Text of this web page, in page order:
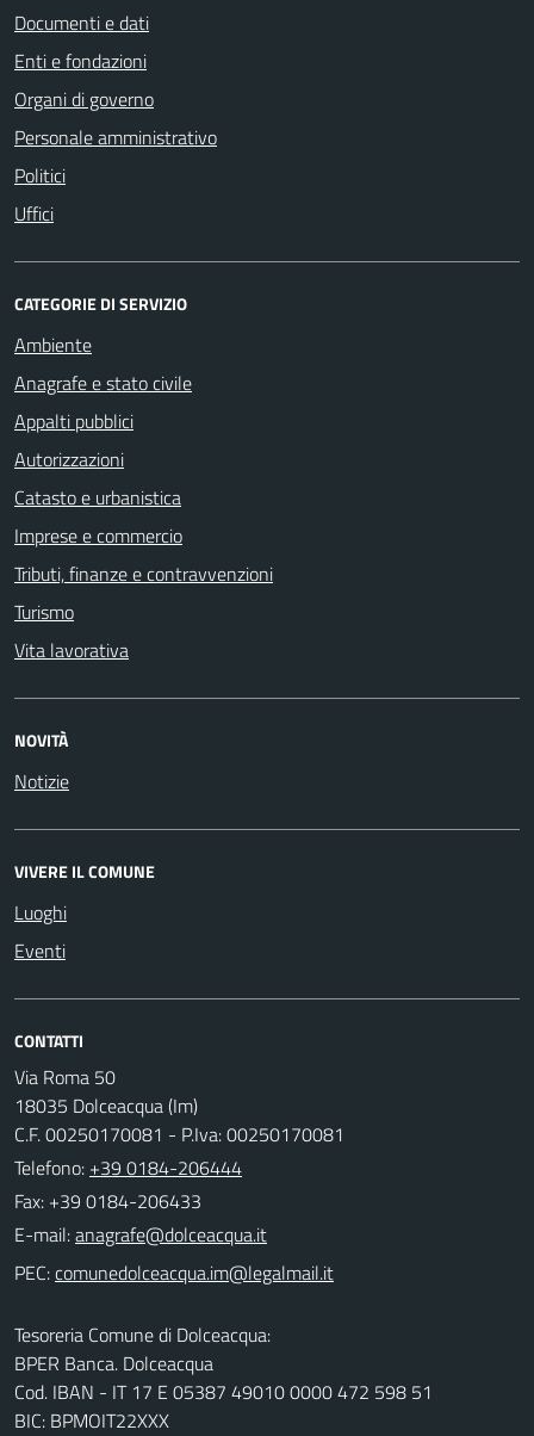
Documenti e dati
Enti e fondazioni
Organi di governo
Personale amministrativo
Politici
Uffici
CATEGORIE DI SERVIZIO
Ambiente
Anagrafe e stato civile
Appalti pubblici
Autorizzazioni
Catasto e urbanistica
Imprese e commercio
Tributi, finanze e contravvenzioni
Turismo
Vita lavorativa
NOVITÀ
Notizie
VIVERE IL COMUNE
Luoghi
Eventi
CONTATTI
Via Roma 50
18035 Dolceacqua (Im)
C.F. 00250170081 - P.Iva: 00250170081
Telefono: +39 0184-206444
Fax: +39 0184-206433
E-mail:
PEC:
Tesoreria Comune di Dolceacqua:
BPER Banca. Dolceacqua
Cod. IBAN - IT 17 E 05387 49010 0000 472 598 51
BIC: BPMOIT22XXX